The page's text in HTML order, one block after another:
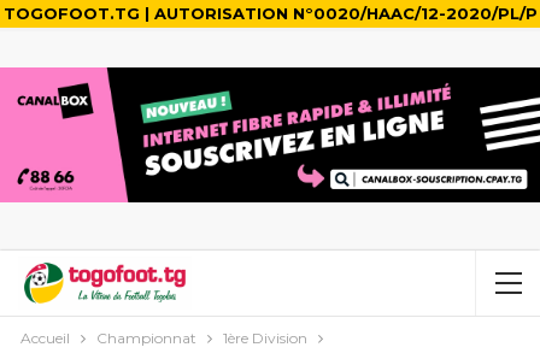
TOGOFOOT.TG | AUTORISATION N°0020/HAAC/12-2020/PL/P
Accueil Championnat 1ère Division